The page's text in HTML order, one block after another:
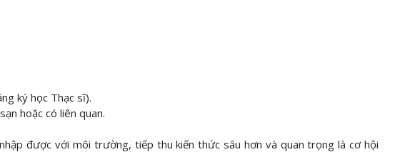
ký học Thạc sĩ).
hoặc có liên quan.
được với môi trường, tiếp thu kiến thức sâu hơn và quan trọng là cơ hội